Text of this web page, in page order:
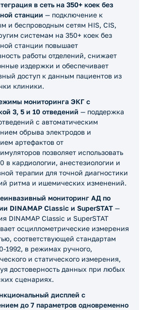
в сеть на 350+ коек без
станции — подключение к
и беспроводным сетям HIS, CIS,
системам на 350+ коек без
станции повышает
работы отделений, снижает
издержки и обеспечивает
доступ к данным пациентов из
клиники.
мониторинга ЭКГ с
3, 5 и 10 отведений — поддержка
с автоматическим
обрыва электродов и
артефактов от
позволяет использовать
в кардиологии, анестезиологии и
терапии для точной диагностики
ритма и ишемических изменений.
мониторинг АД по
DINAMAP Classic и SuperSTAT —
DINAMAP Classic и SuperSTAT
осциллометрические измерения
соответствующей стандартам
1992, в режимах ручного,
и статического измерения,
достоверность данных при любых
сценариях.
дисплей с
до 7 параметров одновременно